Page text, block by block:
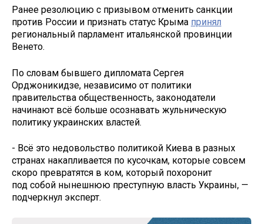
Ранее резолюцию с призывом отменить санкции
против России и признать статус Крыма принял
региональный парламент итальянской провинции
Венето.
По словам бывшего дипломата Сергея
Орджоникидзе, независимо от политики
правительства общественность, законодатели
начинают всё больше осознавать жульническую
политику украинских властей.
- Всё это недовольство политикой Киева в разных
странах накапливается по кусочкам, которые совсем
скоро превратятся в ком, который похоронит
под собой нынешнюю преступную власть Украины, —
подчеркнул эксперт.